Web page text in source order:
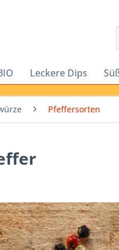
Leckere Dips
Pfeffersorten